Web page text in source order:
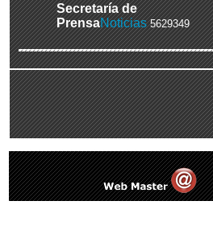
Secretaría de
PrensaNoticias 5629349